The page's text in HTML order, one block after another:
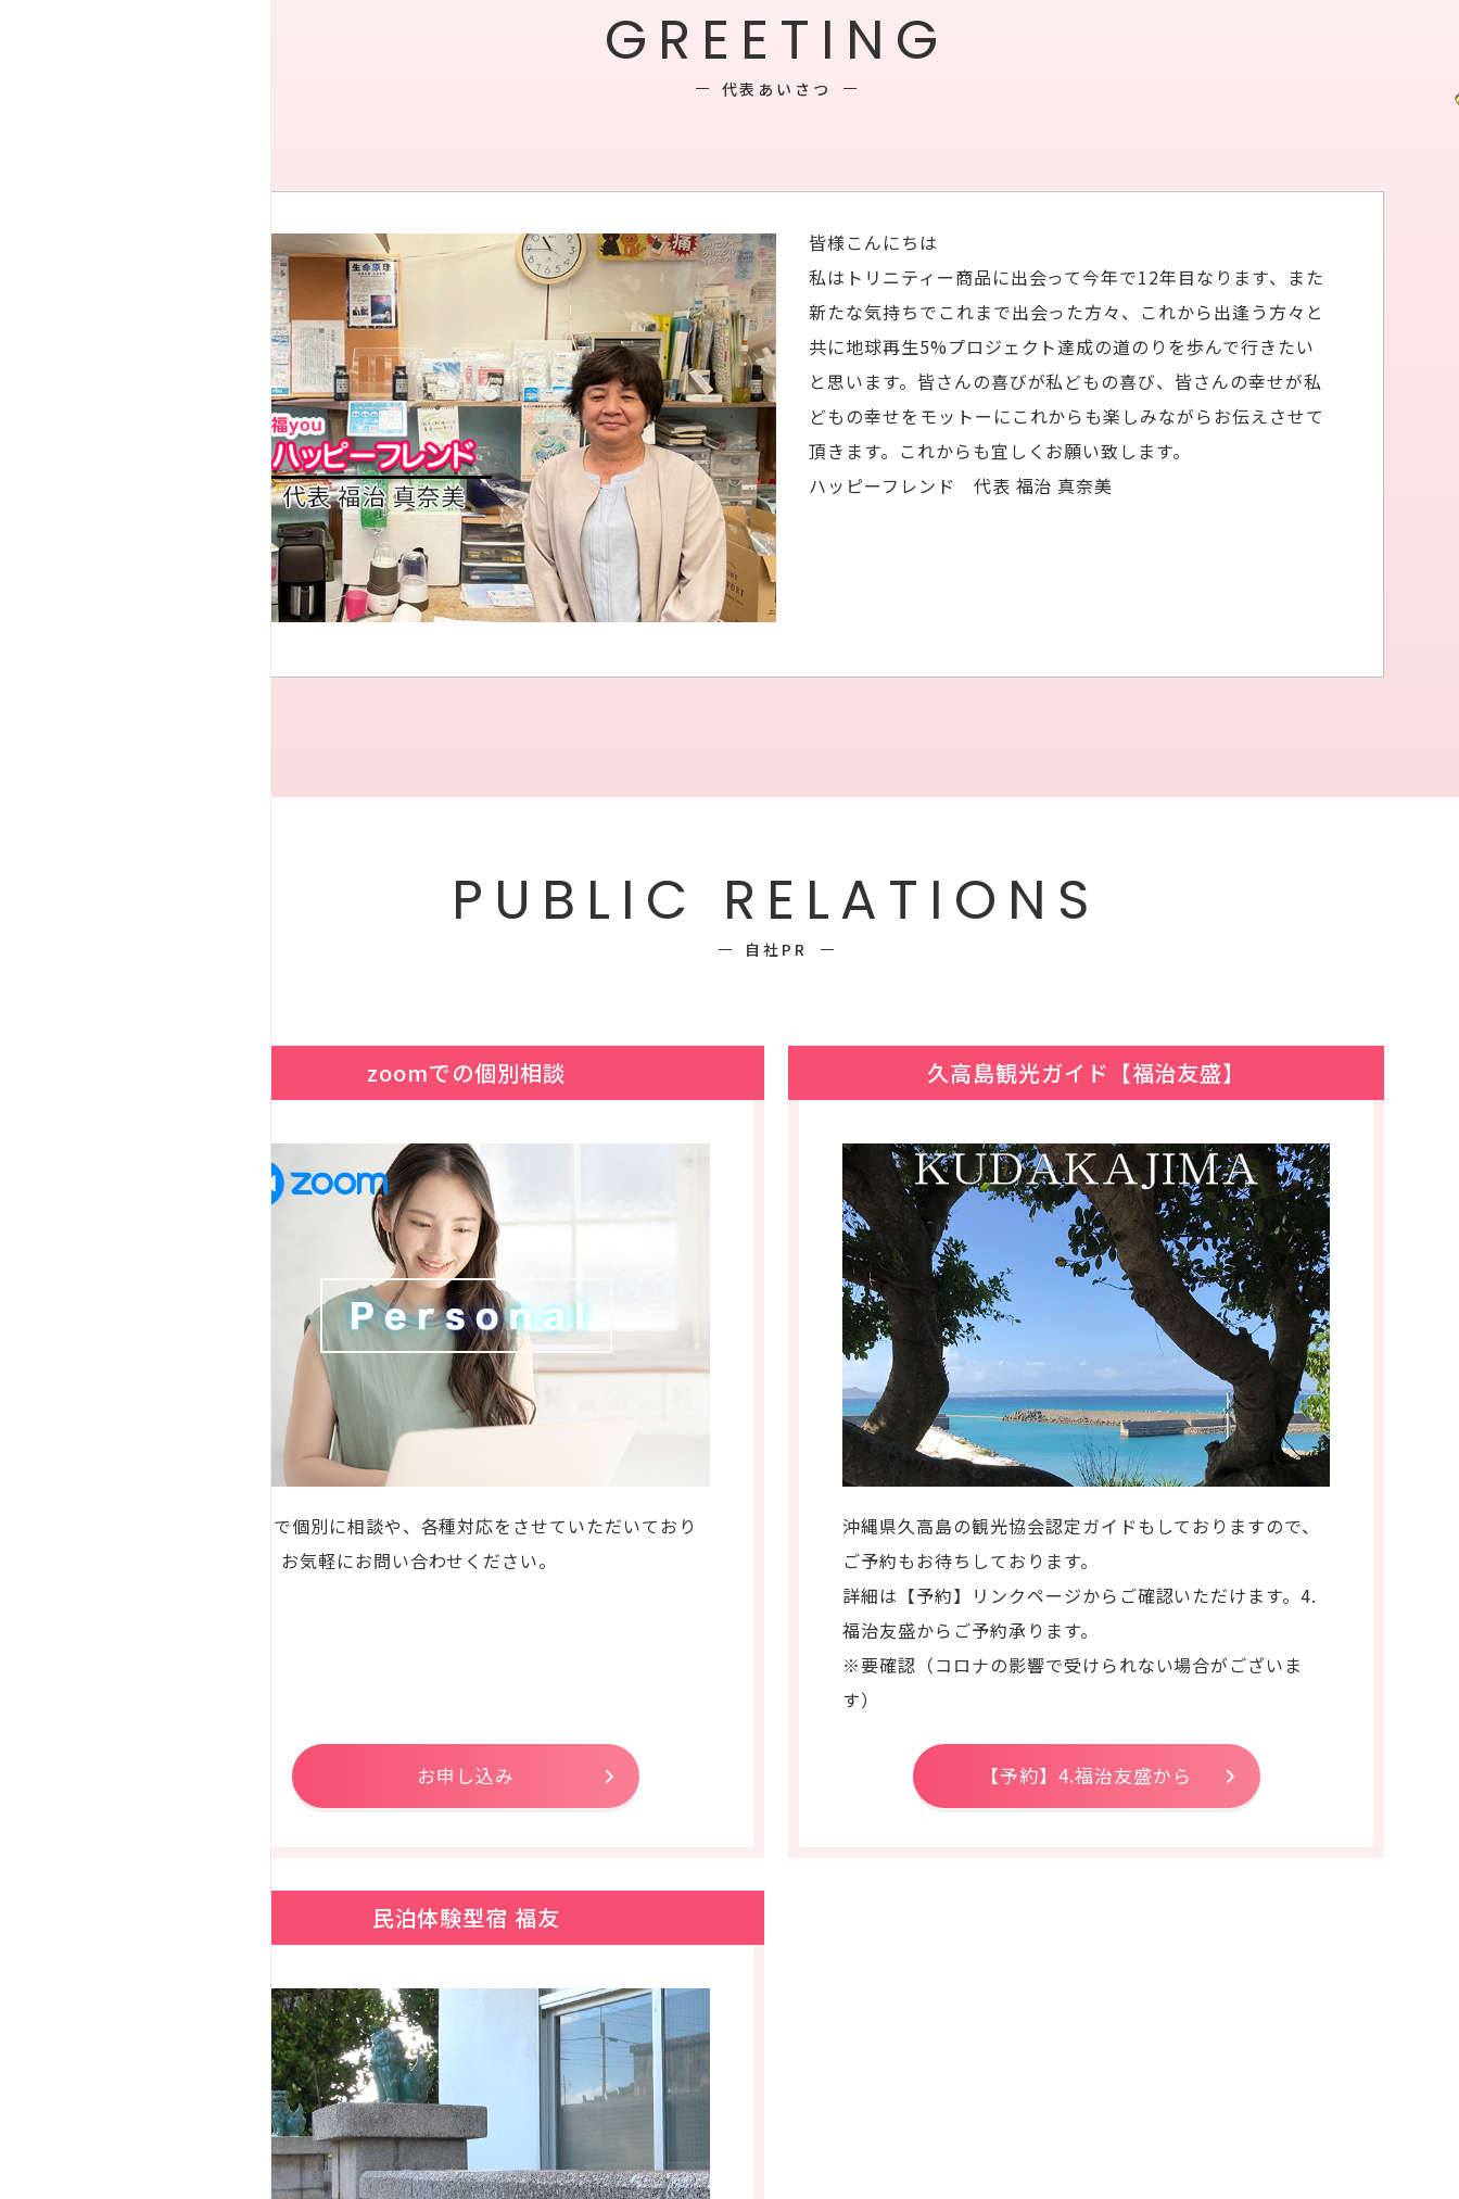
GREETING
代表あいさつ
皆様こんにちは
私はトリニティー商品に出会って今年で12年目なります、また
新たな気持ちでこれまで出会った方々、これから出逢う方々と
共に地球再生5%プロジェクト達成の道のりを歩んで行きたい
と思います。皆さんの喜びが私どもの喜び、皆さんの幸せが私
どもの幸せをモットーにこれからも楽しみながらお伝えさせて
頂きます。これからも宜しくお願い致します。
ハッピーフレンド 代表 福治 真奈美
PUBLIC RELATIONS
自社PR
zoomでの個別相談
zoomで個別に相談や、各種対応をさせていただいており
ます。 お気軽にお問い合わせください。
お申し込み
久高島観光ガイド【福治友盛】
沖縄県久高島の観光協会認定ガイドもしておりますので、
ご予約もお待ちしております。
詳細は【予約】リンクページからご確認いただけます。4.
福治友盛からご予約承ります。
※要確認（コロナの影響で受けられない場合がございま
す）
【予約】4.福治友盛から
民泊体験型宿 福友